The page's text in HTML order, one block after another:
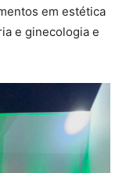
em estética
e ginecologia e